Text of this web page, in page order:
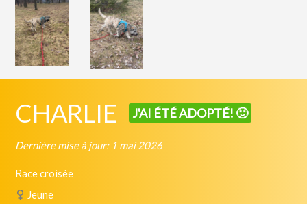
CHARLIE J'AI ÉTÉ ADOPTÉ! 🙂
Dernière mise à jour: 1 mai 2026
Race croisée
Jeune